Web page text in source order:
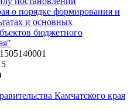
о порядке формирования и
и основных
бюджетного
Камчатского края